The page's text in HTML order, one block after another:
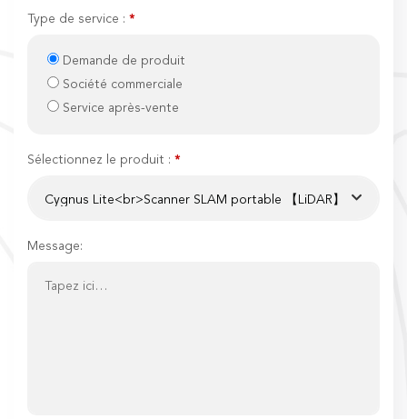
Type de service : *
Demande de produit
Société commerciale
Service après-vente
Sélectionnez le produit : *
Message: